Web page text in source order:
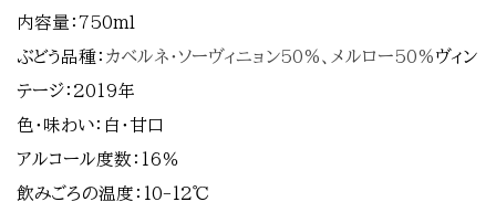
内容量：750ml
ぶどう品種： カベルネ・ソーヴィニョン50%、メルロー50%ヴィン
テージ：2019年
色・味わい：白・甘口
アルコール度数：16％
飲みごろの温度：10-12℃